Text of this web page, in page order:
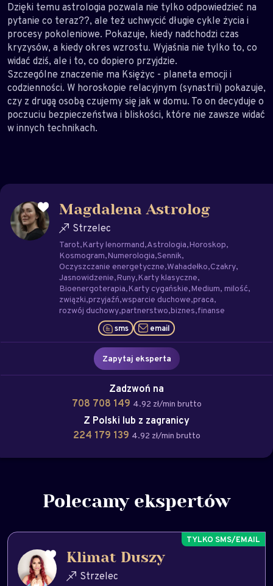
Dzięki temu astrologia pozwala nie tylko odpowiedzieć na
pytanie co teraz??, ale też uchwycić długie cykle życia i
procesy pokoleniowe. Pokazuje, kiedy nadchodzi czas
kryzysów, a kiedy okres wzrostu. Wyjaśnia nie tylko to, co
widać dziś, ale i to, co dopiero przyjdzie.
Szczególne znaczenie ma Księżyc - planeta emocji i
codzienności. W horoskopie relacyjnym (synastrii) pokazuje,
czy z drugą osobą czujemy się jak w domu. To on decyduje o
poczuciu bezpieczeństwa i bliskości, które nie zawsze widać
w innych technikach.
Magdalena Astrolog
Strzelec
Tarot Karty lenormand Astrologia Horoskop
Kosmogram Numerologia Sennik
Oczyszczanie energetyczne Wahadełko Czakry
Jasnowidzenie Runy Karty klasyczne
Bioenergoterapia Karty cygańskie Medium milość
związki przyjaźń wsparcie duchowe praca
rozwój duchowy partnerstwo biznes finanse
sms email
Zapytaj eksperta
Zadzwoń na
708 708 149 4.92 zł/min brutto
Z Polski lub z zagranicy
224 179 139 4.92 zł/min brutto
Polecamy ekspertów
Klimat Duszy
Strzelec